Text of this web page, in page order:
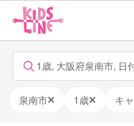
1歳, 大阪府泉南市, 日
泉南市 1歳 キ